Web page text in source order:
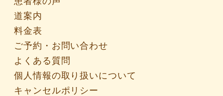
道案内
料金表
ご予約・お問い合わせ
よくある質問
個人情報の取り扱いについて
キャンセルポリシー